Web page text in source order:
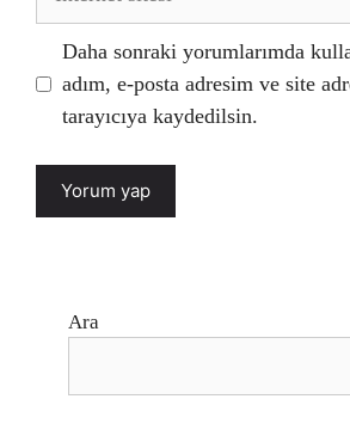
Daha sonraki yorumlarımda
adım, e-posta adresim ve site
tarayıcıya kaydedilsin.
Ara